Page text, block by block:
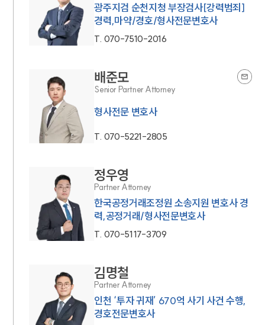
광주지검 순천지청 부장검사[강력범죄]
경력,마약/경호/형사전문변호사
T. 070-7510-2016
배준모
Senior Partner Attorney
형사전문 변호사
T. 070-5221-2805
정우영
Partner Attorney
한국공정거래조정원 소송지원 변호사 경
력,공정거래/형사전문변호사
T. 070-5117-3709
김명철
Partner Attorney
인천 ‘투자 귀재’ 670억 사기 사건 수행,
경호전문변호사